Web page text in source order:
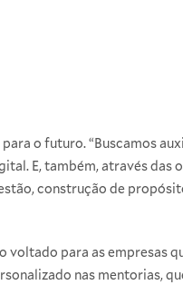
o futuro. “Buscamos
E, também, através das
construção de
para as empresas
nas mentorias,